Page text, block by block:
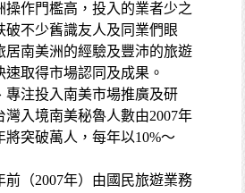
操作門檻高，投入的業者少之
破不少舊識友人及同業們眼
居南美洲的經驗及豐沛的旅遊
取得市場認同及成果。
專注投入南美市場推廣及研
灣入境南美秘魯人數由2007年
將突破萬人，每年以10%～
前（2007年）由國民旅遊業務